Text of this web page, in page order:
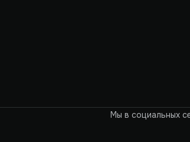
Мы в социальных